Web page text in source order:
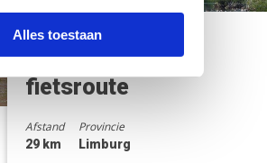
Alles toestaan
De Heerlijke Peel
fietsroute
Afstand
29 km
Provincie
Limburg